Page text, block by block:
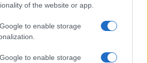
of the website or app.
to enable storage
to enable storage